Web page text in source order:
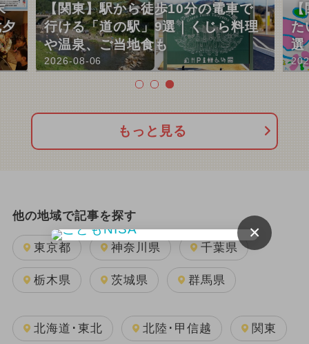
【関東】駅から徒歩10分の電車で
行ける「道の駅」9選｜くじら料理
や温泉、ご当地食も
2026-08-06
【
た
選
もっと見る
他の地域で記事を探す
東京都 神奈川県 千葉県
栃木県 茨城県 群馬県
北海道･東北 北陸･甲信越 関東
×